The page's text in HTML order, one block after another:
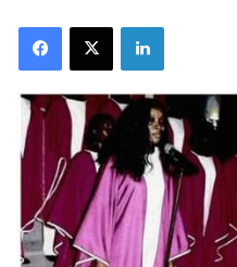
FacebookX Linkedin